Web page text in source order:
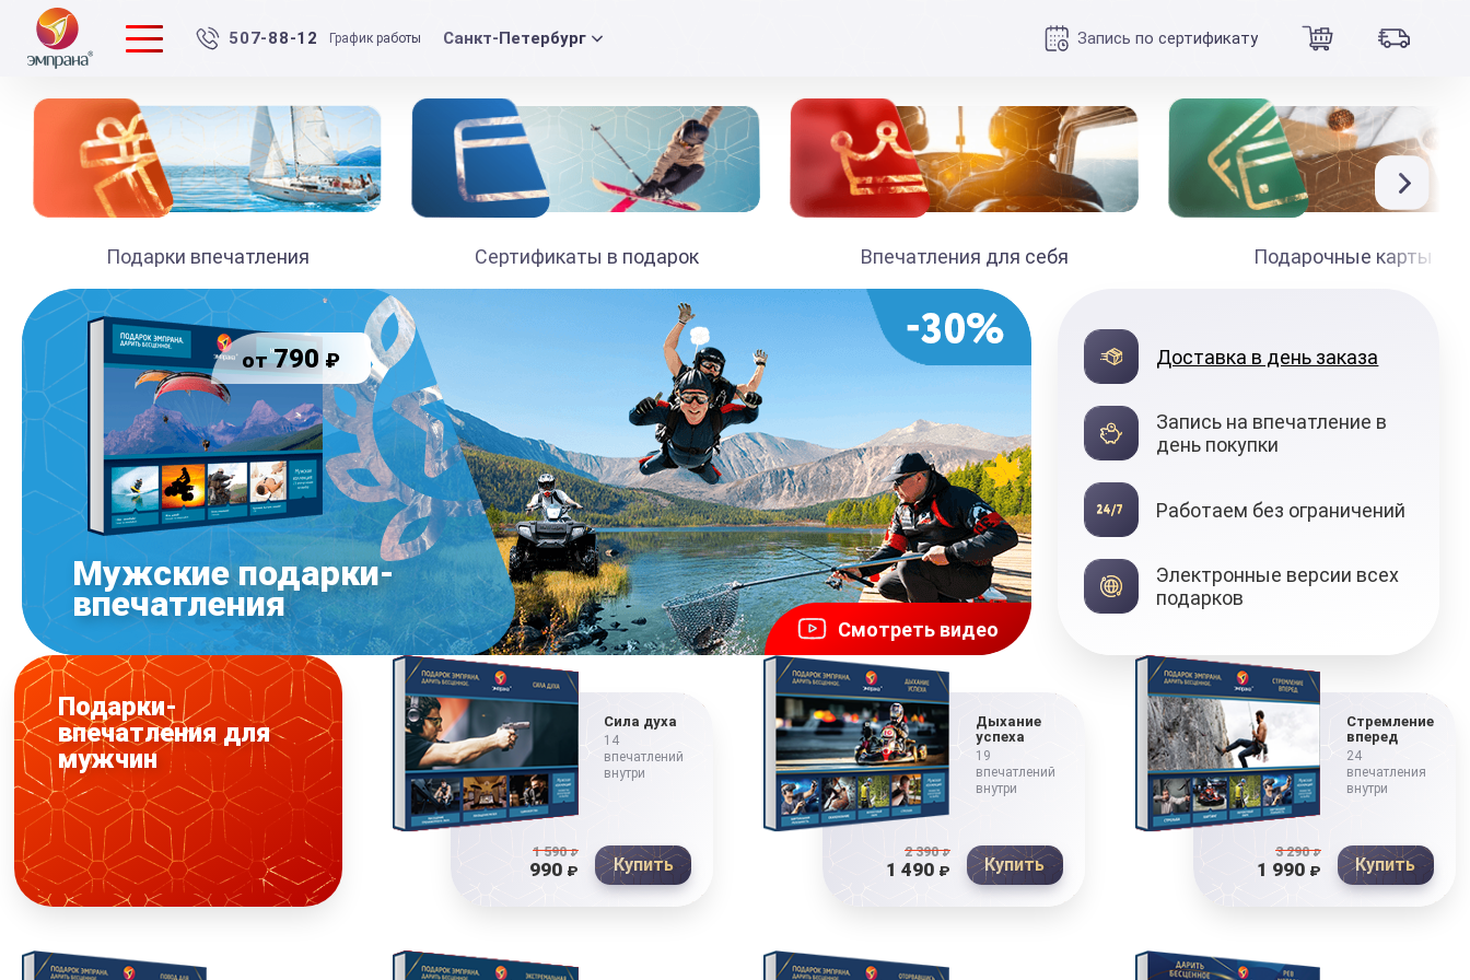
507-88-12 График работы Санкт-Петербург Запись по сертификату
Подарки впечатления Сертификаты в подарок Впечатления для себя Подарочные карты
Смотреть видео
от790 ₽
Мужские подарки-
впечатления
Доставка в день заказа
Запись на впечатление в
день покупки
Работаем без ограничений
Электронные версии всех
подарков
Подарки-
впечатления для
мужчин
Сила духа
14
впечатлений
внутри
1 590₽
990 ₽ Купить
Дыхание
успеха
19
впечатлений
внутри
2 390₽
1 490 ₽ Купить
Стремление
вперед
24
впечатления
внутри
3 290₽
1 990 ₽ Купить